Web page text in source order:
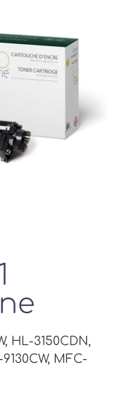
HL-3150CDN,
MFC-